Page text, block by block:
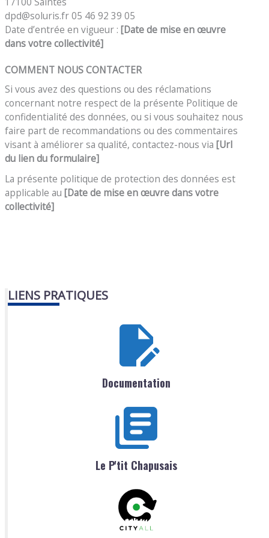
dpd@soluris.fr 05 46 92 39 05
Date d’entrée en vigueur :[Date de mise en œuvre
dans votre collectivité]
COMMENT NOUS CONTACTER
Si vous avez des questions ou des réclamations
concernant notre respect de la présente Politique de
confidentialité des données, ou si vous souhaitez nous
faire part de recommandations ou des commentaires
visant à améliorer sa qualité, contactez-nous via[Url
du lien du formulaire]
La présente politique de protection des données est
applicable au[Date de mise en œuvre dans votre
collectivité]
LIENS PRATIQUES
Documentation
Le P'tit Chapusais